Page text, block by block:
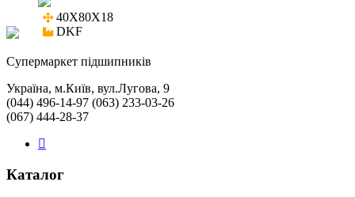
40X80X18
DKF
Cупермаркет підшипників
Україна, м.Київ, вул.Лугова, 9
(044) 496-14-97 (063) 233-03-26
(067) 444-28-37
Каталог